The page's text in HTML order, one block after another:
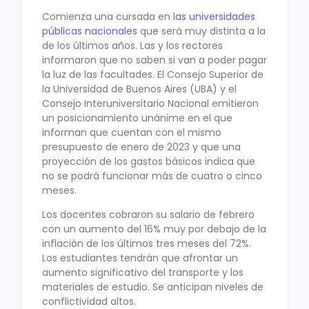
Comienza una cursada en las universidades
públicas nacionales que será muy distinta a la
de los últimos años. Las y los rectores
informaron que no saben si van a poder pagar
la luz de las facultades. El Consejo Superior de
la Universidad de Buenos Aires (UBA) y el
Consejo Interuniversitario Nacional emitieron
un posicionamiento unánime en el que
informan que cuentan con el mismo
presupuesto de enero de 2023 y que una
proyección de los gastos básicos indica que
no se podrá funcionar más de cuatro o cinco
meses.
Los docentes cobraron su salario de febrero
con un aumento del 16% muy por debajo de la
inflación de los últimos tres meses del 72%.
Los estudiantes tendrán que afrontar un
aumento significativo del transporte y los
materiales de estudio. Se anticipan niveles de
conflictividad altos.